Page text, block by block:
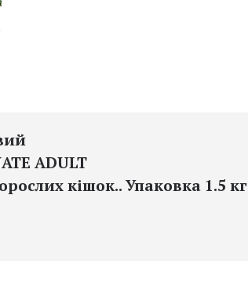
ADULT
кішок.. Упаковка 1.5 кг